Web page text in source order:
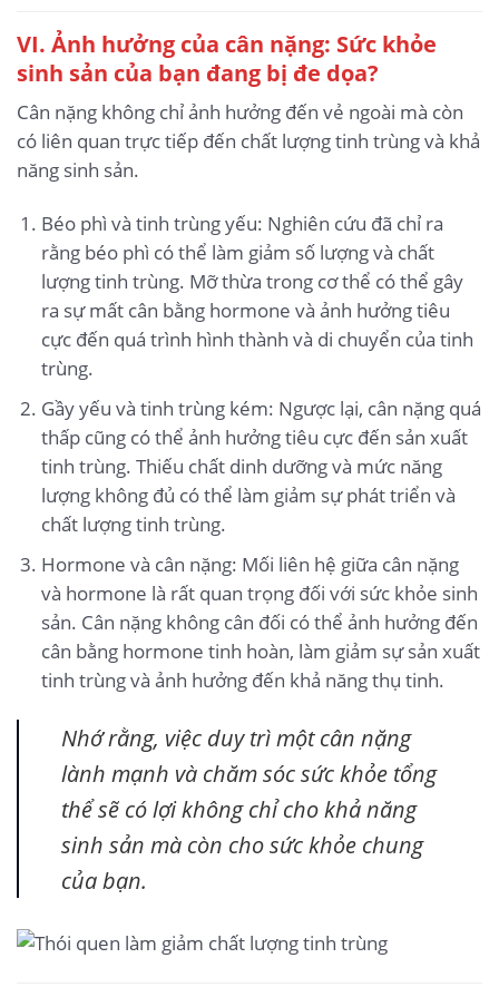
VI. Ảnh hưởng của cân nặng: Sức khỏe
sinh sản của bạn đang bị đe dọa?
Cân nặng không chỉ ảnh hưởng đến vẻ ngoài mà còn
có liên quan trực tiếp đến chất lượng tinh trùng và khả
năng sinh sản.
Béo phì và tinh trùng yếu: Nghiên cứu đã chỉ ra
rằng béo phì có thể làm giảm số lượng và chất
lượng tinh trùng. Mỡ thừa trong cơ thể có thể gây
ra sự mất cân bằng hormone và ảnh hưởng tiêu
cực đến quá trình hình thành và di chuyển của tinh
trùng.
Gầy yếu và tinh trùng kém: Ngược lại, cân nặng quá
thấp cũng có thể ảnh hưởng tiêu cực đến sản xuất
tinh trùng. Thiếu chất dinh dưỡng và mức năng
lượng không đủ có thể làm giảm sự phát triển và
chất lượng tinh trùng.
Hormone và cân nặng: Mối liên hệ giữa cân nặng
và hormone là rất quan trọng đối với sức khỏe sinh
sản. Cân nặng không cân đối có thể ảnh hưởng đến
cân bằng hormone tinh hoàn, làm giảm sự sản xuất
tinh trùng và ảnh hưởng đến khả năng thụ tinh.
Nhớ rằng, việc duy trì một cân nặng
lành mạnh và chăm sóc sức khỏe tổng
thể sẽ có lợi không chỉ cho khả năng
sinh sản mà còn cho sức khỏe chung
của bạn.